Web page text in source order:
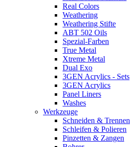
Real Colors
Weathering
Weathering Stifte
ABT 502 Oils
Spezial-Farben
True Metal
Xtreme Metal
Dual Exo
3GEN Acrylics - Sets
3GEN Acrylics
Panel Liners
Washes
Werkzeuge
Schneiden & Trennen
Schleifen & Polieren
Pinzetten & Zangen